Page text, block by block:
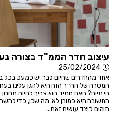
עיצוב חדר הממ"ד בצורה
25/02/2024
אחד מהחדרים שהיום כבר יש כמעט בכל
המטרה של החדר הזה היא להגן עלינו
היומיום? האם תמיד הוא צריך להיות
התשובה היא כמובן לא. מה שכן, כדי
תוהים כיצד עושים זאת...